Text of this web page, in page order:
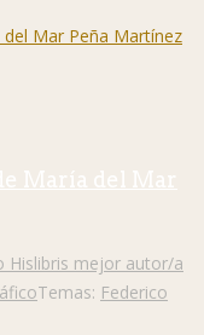
María del Mar
Hislibris mejor autor/a
Temas: Federico